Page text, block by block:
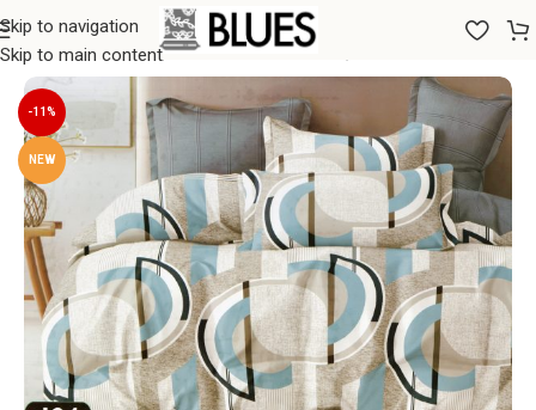
Skip to navigation
Skip to main content
Sākums/Gultas veļa/160x200 GULTAS VEĻAS KOMPLEKTI
-11%
NEW